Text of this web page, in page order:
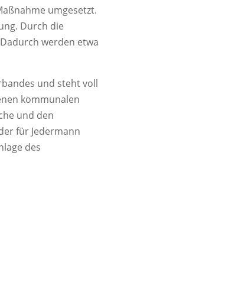
umgesetzt.
Durch die
werden etwa
und steht voll
kommunalen
und den
für Jedermann
des